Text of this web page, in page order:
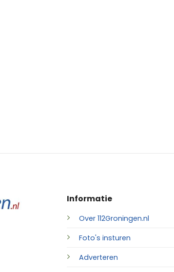
Informatie
Over 112Groningen.nl
Foto's insturen
Adverteren